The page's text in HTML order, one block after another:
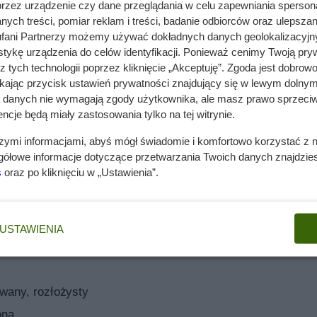
zielone liście. Znacznie rzadziej w uprawie
jednak jego liście są okrągłe, srebrzysto niebieskie, bez
mylone ze względu na duże podobieństwo obu roślin.
się kształtem i kolorem liści. Najpopularniejsze z odmian to
doniczkowe.
w doniczce?
Grubosz zwany jest drzewkiem szczęścia lub
monety. Według specjalistów feng shui drzewko
) to nie to samo, co cesarskie drzewko szczęścia.
A może zainteresują cię także
cm
rozłożysty
urządzenie czy dane przeglądania w celu zapewniania
treści, pomiar reklam i treści, badanie odbiorców oraz
Partnerzy możemy używać dokładnych danych
urządzenia do celów identyfikacji. Ponieważ cenimy Twoją
tych technologii poprzez kliknięcie „Akceptuję”. Zgoda jest
przycisk ustawień prywatności znajdujący się w lewym
danych nie wymagają zgody użytkownika, ale masz prawo
będą miały zastosowania tylko na tej witrynie.
informacjami, abyś mógł świadomie i komfortowo korzystać z
informacje dotyczące przetwarzania Twoich danych
oraz po kliknięciu w „Ustawienia”.
USTAWIENIA